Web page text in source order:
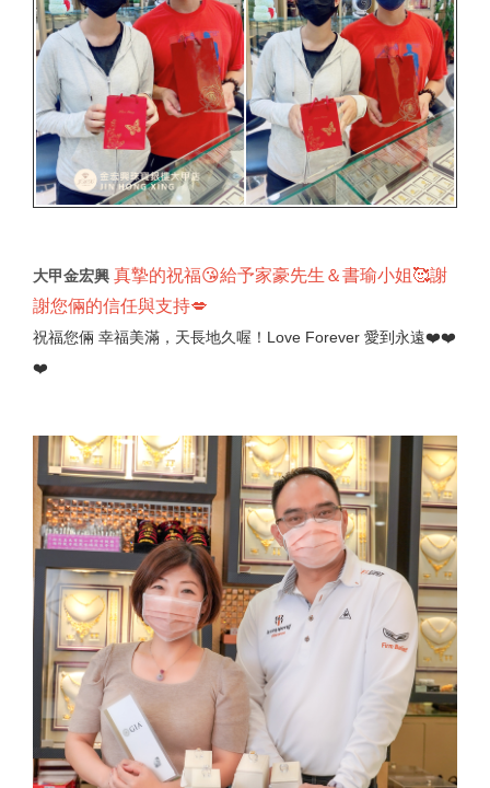
大甲金宏興 真摯的祝福😘給予家豪先生＆書瑜小姐🥰謝
謝您倆的信任與支持💋
祝福您倆 幸福美滿，天長地久喔！Love Forever 愛到永遠❤️❤️
❤️